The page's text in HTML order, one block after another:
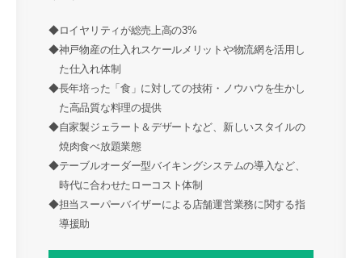
◆ロイヤリティが総売上高の3%
◆神戸物産の仕入れスケールメリットや物流網を活用し
た仕入れ体制
◆長年培った「食」に対しての技術・ノウハウを生かし
た高品質な料理の提供
◆自家製ジェラート＆デザートなど、新しいスタイルの
焼肉食べ放題業態
◆テーブルオーダー型バイキングシステムの導入など、
時代に合わせたローコスト体制
◆担当スーパーバイザーによる店舗運営業務に関する指
導援助